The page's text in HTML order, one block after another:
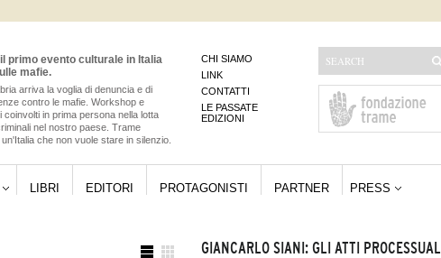
primo evento culturale in Italia
mafie.
arriva la voglia di denuncia e di
contro le mafie. Workshop e
coinvolti in prima persona nella lotta
nel nostro paese. Trame
che non vuole stare in silenzio.
CHI SIAMO
LINK
CONTATTI
LE PASSATE
EDIZIONI
LIBRI EDITORI PROTAGONISTI PARTNER PRESS
GIANCARLO SIANI: GLI ATTI PROCESSUALI